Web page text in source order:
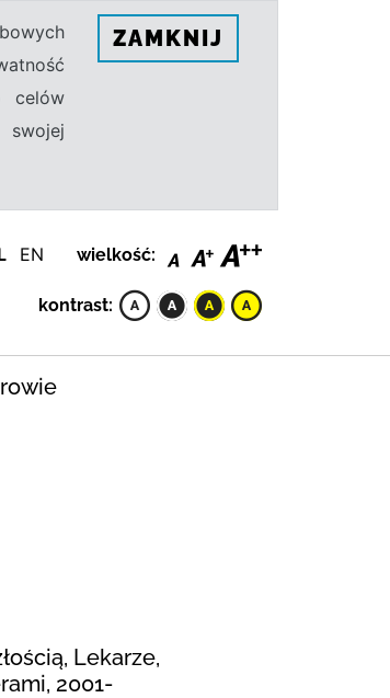
celów
swojej
ZAMKNIJ
EN wielkość:
kontrast:
Lekarze,
2001-